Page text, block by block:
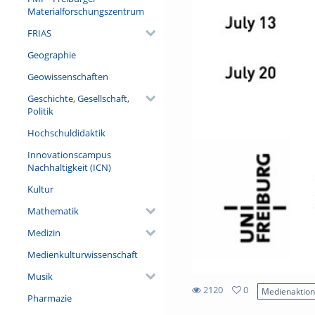
Materialforschungszentrum
FRIAS
Geographie
Geowissenschaften
Geschichte, Gesellschaft,
Politik
Hochschuldidaktik
Innovationscampus
Nachhaltigkeit (ICN)
Kultur
Mathematik
Medizin
Medienkulturwissenschaft
Musik
Pharmazie
2120
0